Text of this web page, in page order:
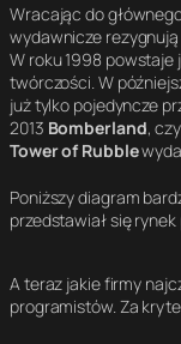
Wracając do
wydawnicze
W roku 1998 powstaje
twórczości. W
już tylko pojedyncze
2013 Bomberland,
Tower of Rubble
Poniższy diagram
przedstawiał się
A teraz jakie firmy
programistów. Za